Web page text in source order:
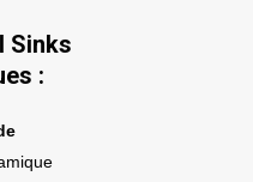
Sinks
: